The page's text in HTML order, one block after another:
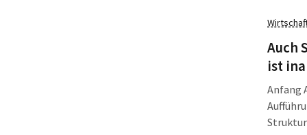
der
Auch
ist
Anfang